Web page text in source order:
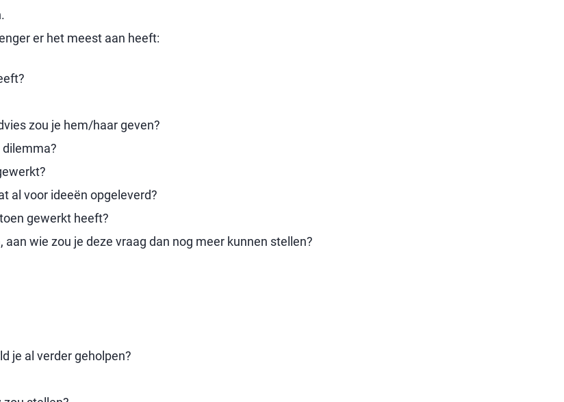
er het meest aan heeft:
zou je hem/haar geven?
al voor ideeën opgeleverd?
gewerkt heeft?
wie zou je deze vraag dan nog meer kunnen stellen?
je al verder geholpen?